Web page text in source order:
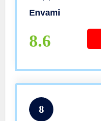
Bandiere –
grattare – Oro
Envami
8.6
8